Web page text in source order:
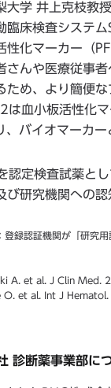
大学 井上克枝教
臨床検査システム
性化マーカー（
さんや医療従事
ため、より簡便
は血小板活性化
、バイオマーカー
認定検査試薬と
び研究機関への
登録認証機関が「研究
A. et al. J Clin Med.
O. et al. Int J
診断薬事業部に